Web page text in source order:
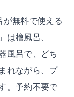
無料で使える
は檜風呂、
風呂で、どち
れながら、プ
。予約不要で